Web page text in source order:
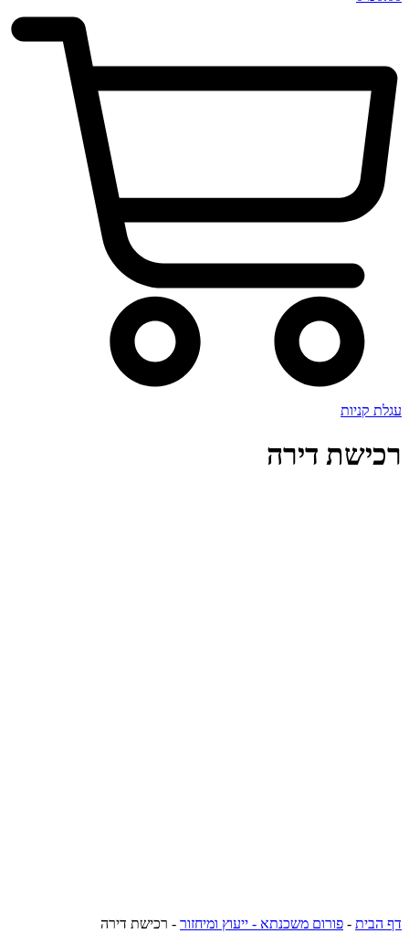
עגלת קניות
רכישת דירה
דף הבית - פורום משכנתא - ייעוץ ומיחזור - רכישת דירה